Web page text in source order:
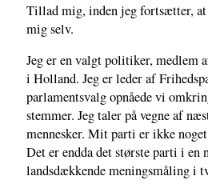
Tillad mig, inden jeg fortsætter,
mig selv.
Jeg er en valgt politiker, medlem
i Holland. Jeg er leder af
parlamentsvalg opnåede vi
stemmer. Jeg taler på vegne af
mennesker. Mit parti er ikke
Det er endda det største parti i en
landsdækkende meningsmåling i